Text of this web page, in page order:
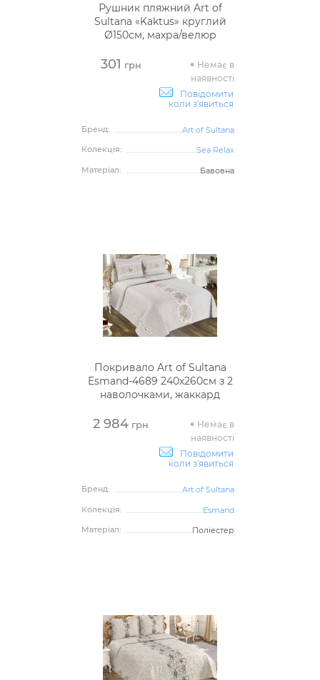
Рушник пляжний Art of
Sultana «Kaktus» круглий
Ø150см, махра/велюр
301 грн
Немає в
наявності
Повідомити
коли з'явиться
Бренд:
Art of Sultana
Колекція:
Sea Relax
Матеріал:
Бавовна
Покривало Art of Sultana
Esmand-4689 240х260см з 2
наволочками, жаккард
2 984 грн
Немає в
наявності
Повідомити
коли з'явиться
Бренд:
Art of Sultana
Колекція:
Esmand
Матеріал:
Поліестер